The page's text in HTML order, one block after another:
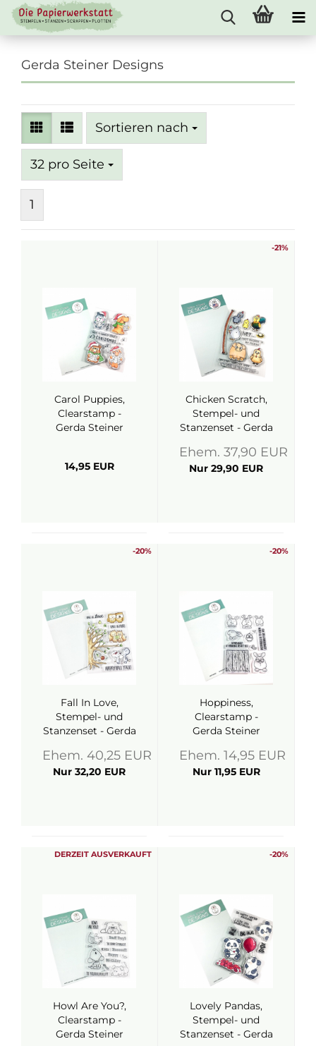
Gerda Steiner Designs
Sortieren nach
Sortieren nach
32 pro Seite
pro Seite
1
Carol Puppies,
Clearstamp -
Gerda Steiner
14,95 EUR
-21%
Chicken Scratch,
Stempel- und
Stanzenset - Gerda
Ehem. 37,90 EUR
Nur 29,90 EUR
-20%
Fall In Love,
Stempel- und
Stanzenset - Gerda
Ehem. 40,25 EUR
Nur 32,20 EUR
-20%
Hoppiness,
Clearstamp -
Gerda Steiner
Ehem. 14,95 EUR
Nur 11,95 EUR
DERZEIT AUSVERKAUFT
Howl Are You?,
Clearstamp -
Gerda Steiner
-20%
Lovely Pandas,
Stempel- und
Stanzenset - Gerda